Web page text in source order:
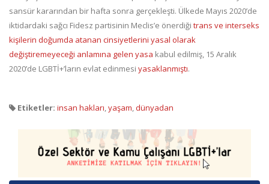
sansür kararından bir hafta sonra gerçekleşti. Ülkede Mayıs 2020’de
iktidardaki sağcı Fidesz partisinin Meclis’e önerdiği trans ve interseks
kişilerin doğumda atanan cinsiyetlerini yasal olarak
değiştiremeyeceği anlamına gelen yasa kabul edilmiş, 15 Aralık
2020’de LGBTİ+’ların evlat edinmesi yasaklanmıştı.
Etiketler: insan hakları,yaşam,dünyadan